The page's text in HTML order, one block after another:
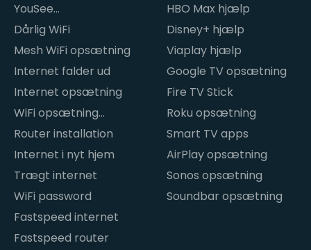
YouSee
internetproblemer
Dårlig WiFi
Mesh WiFi opsætning
Internet falder ud
Internet opsætning
WiFi opsætning
hjemme
Router installation
Internet i nyt hjem
Trægt internet
WiFi password
Fastspeed internet
Fastspeed router
HBO Max hjælp
Disney+ hjælp
Viaplay hjælp
Google TV opsætning
Fire TV Stick
Roku opsætning
Smart TV apps
AirPlay opsætning
Sonos opsætning
Soundbar opsætning